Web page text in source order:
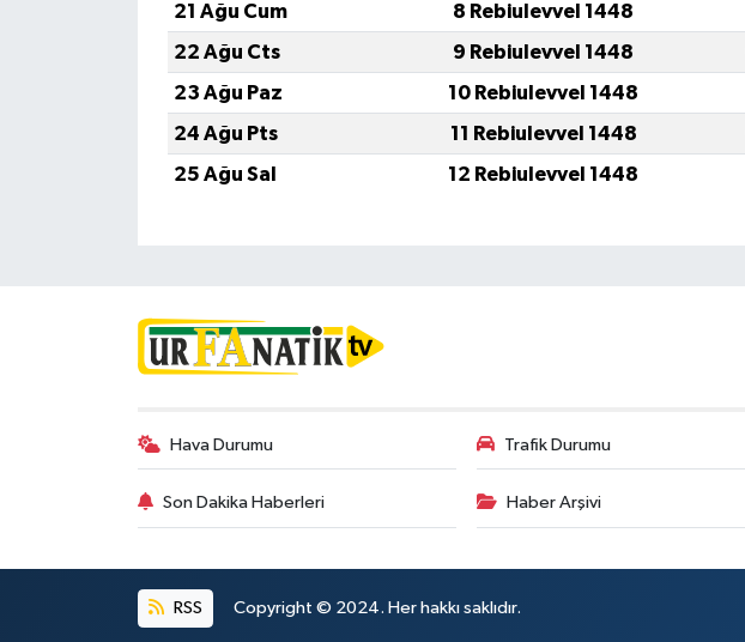
21 Ağu Cum
8 Rebiulevvel 1448
22 Ağu Cts
9 Rebiulevvel 1448
23 Ağu Paz
10 Rebiulevvel 1448
24 Ağu Pts
11 Rebiulevvel 1448
25 Ağu Sal
12 Rebiulevvel 1448
Hava Durumu Trafik Durumu
Son Dakika Haberleri Haber Arşivi
RSS Copyright © 2024. Her hakkı saklıdır.